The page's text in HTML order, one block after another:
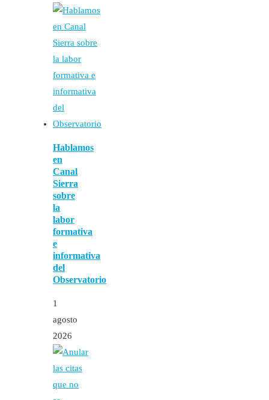
Hablamos
en
Canal
Sierra
sobre
la
labor
formativa
e
informativa
del
Observatorio
1
agosto
2026